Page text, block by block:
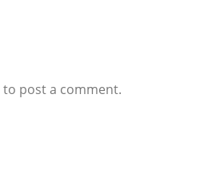
to post a comment.